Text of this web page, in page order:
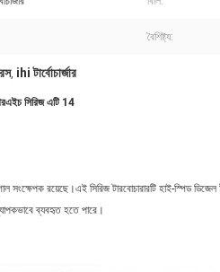
বৈশিষ্ট্য:
, ihi টার্বোচার্জার
সিরিজ এটি 14
সংক্ষেপক রয়েছে।এই সিরিজ টারবোচারারটি হাই-
ব্যবহৃত হতে পারে।